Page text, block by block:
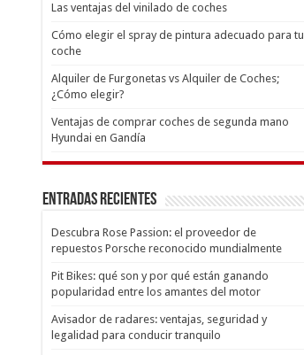
Las ventajas del vinilado de coches
Cómo elegir el spray de pintura adecuado para tu
coche
Alquiler de Furgonetas vs Alquiler de Coches;
¿Cómo elegir?
Ventajas de comprar coches de segunda mano
Hyundai en Gandía
Entradas recientes
Descubra Rose Passion: el proveedor de
repuestos Porsche reconocido mundialmente
Pit Bikes: qué son y por qué están ganando
popularidad entre los amantes del motor
Avisador de radares: ventajas, seguridad y
legalidad para conducir tranquilo